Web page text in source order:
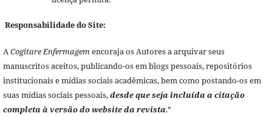
Responsabilidade do Site:
ACogitare Enfermagemencoraja os Autores a arquivar seus
manuscritos aceitos, publicando-os em blogs pessoais, repositórios
institucionais e mídias sociais acadêmicas, bem como postando-os em
suas mídias sociais pessoais,desde que seja incluída a citação
completa à versão do website da revista.”